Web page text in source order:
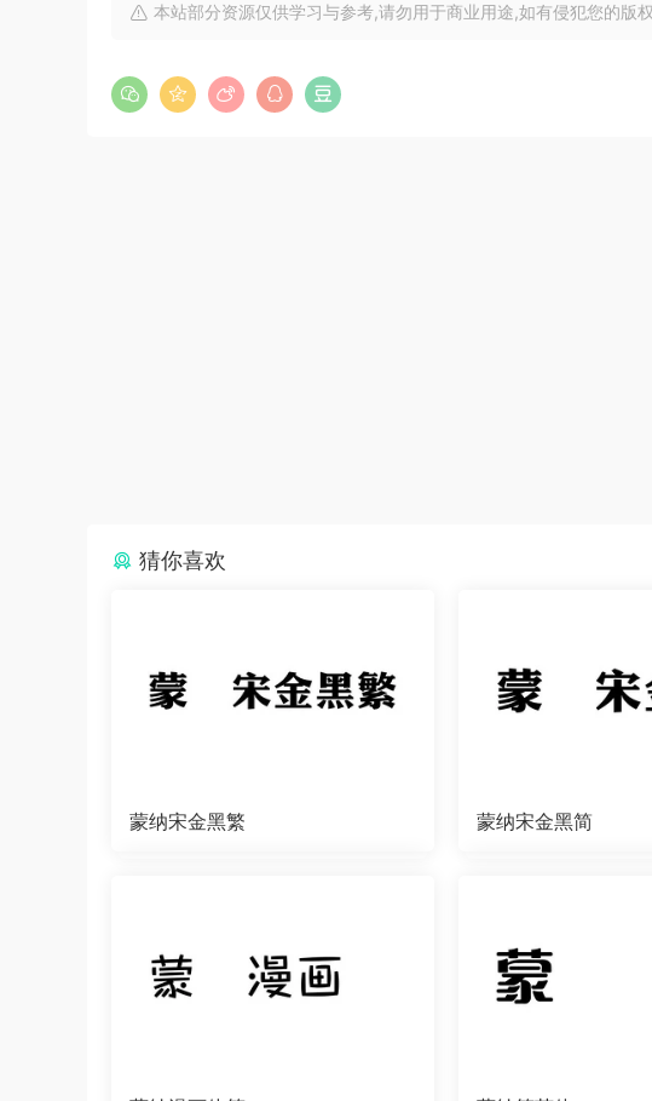
本站部分资源仅供学习与参考,请勿用于商业用途,如有侵犯您的版
猜你喜欢
蒙纳宋金黑繁 蒙纳宋金黑简